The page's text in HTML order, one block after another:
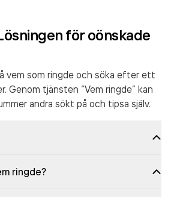
för oönskade
vem som ringde och söka efter ett
Genom tjänsten “Vem ringde” kan
andra sökt på och tipsa själv.
ringde?